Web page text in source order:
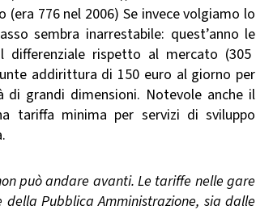
776 nel 2006) Se invece volgiamo lo
sembra inarrestabile: quest’anno le
rispetto al mercato (305
addirittura di 150 euro al giorno per
grandi dimensioni. Notevole anche il
tariffa minima per servizi di sviluppo
può andare avanti. Le tariffe nelle gare
Pubblica Amministrazione, sia dalle